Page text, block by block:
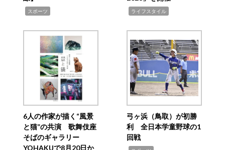
スポーツ ライフスタイル
6人の作家が描く“風景
と猫”の共演 歌舞伎座
そばのギャラリー
YOHAKUで8月20日か
弓ヶ浜（鳥取）が初勝
利 全日本学童野球の1
回戦